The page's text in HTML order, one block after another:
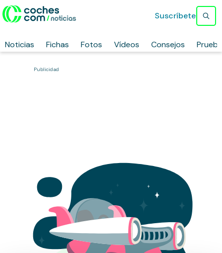
Noticias Fichas Fotos Vídeos Consejos
Suscríbete
Publicidad